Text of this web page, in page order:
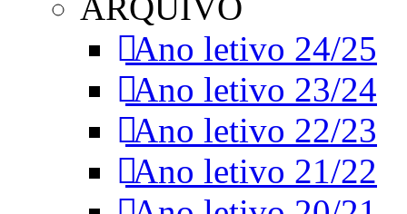
Ano letivo 24/25
Ano letivo 23/24
Ano letivo 22/23
Ano letivo 21/22